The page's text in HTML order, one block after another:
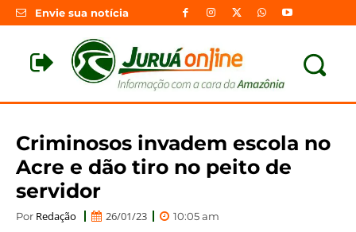
Envie sua notícia
Criminosos invadem escola no
Acre e dão tiro no peito de
servidor
Por Redação 26/01/23 10:05 am